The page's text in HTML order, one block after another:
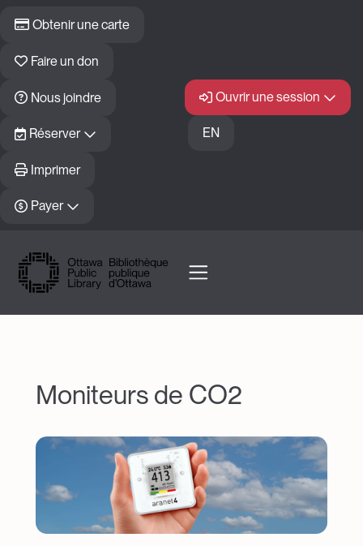
Obtenir une carte
Faire un don
Nous joindre
Réserver
Imprimer
Payer
Ouvrir une session
EN
Moniteurs de CO2
Image